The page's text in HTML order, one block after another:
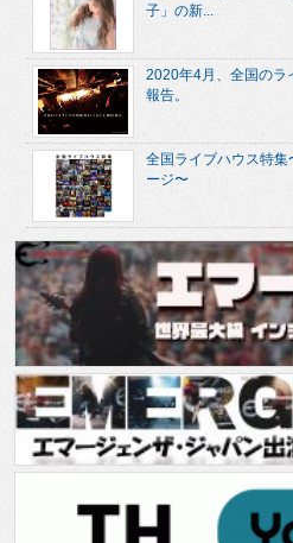
子」の新...
2020年4月、全国のラ
報告。
全国ライブハウス特
ージ〜